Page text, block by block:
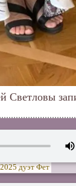
Светловы
дуэт Фет